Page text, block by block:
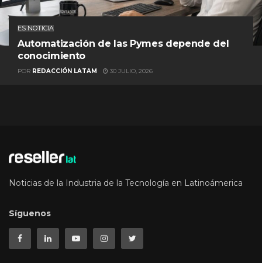
ES NOTICIA
Automatización de las Pymes depende del
conocimiento
POR REDACCIÓN LATAM 30 JULIO, 2026
Noticias de la Industria de la Tecnología en Latinoámerica
Síguenos